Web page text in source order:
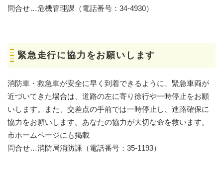
問合せ…危機管理課（電話番号：34-4930）
緊急走行に協力をお願いします
消防車・救急車が安全に早く到着できるように、緊急車両が
近づいてきた場合は、道路の左に寄り徐行や一時停止をお願
いします。また、交差点の手前では一時停止し、進路確保に
協力をお願いします。あなたの協力が大切な命を救います。
市ホームページにも掲載
問合せ…消防局消防課（電話番号：35-1193）